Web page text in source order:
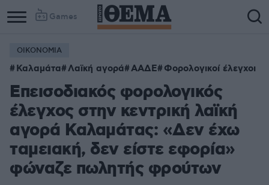
Games
ΟΙΚΟΝΟΜΙΑ
Καλαμάτα Λαϊκή αγορά ΑΑΔΕ Φορολογικοί έλεγχοι
Επεισοδιακός φορολογικός
έλεγχος στην κεντρική λαϊκή
αγορά Καλαμάτας: «Δεν έχω
ταμειακή, δεν είστε εφορία»
φώναζε πωλητής φρούτων